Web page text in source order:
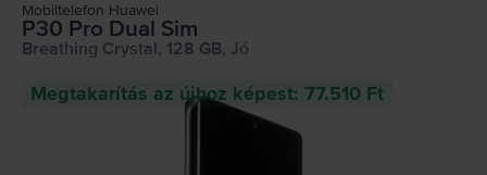
Mobiltelefon Huawei
P30 Pro Dual Sim
Breathing Crystal, 128 GB, Jó
Megtakarítás az újhoz képest: 77.510 Ft